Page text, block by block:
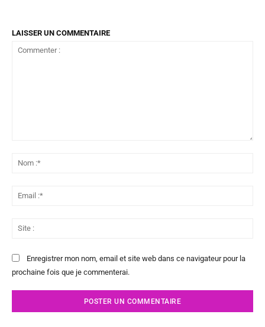
LAISSER UN COMMENTAIRE
Enregistrer mon nom, email et site web dans ce navigateur pour la
prochaine fois que je commenterai.